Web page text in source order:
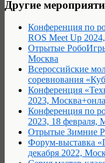
Другие
Конференция по
ROS Meet Up
Отрытые
Москва
Всероссийские
соревнования
Конференция
2023,
Конференция по
2023, 18 февраля,
Отрытые Зимние
Форум-выставка
декабря 2022,